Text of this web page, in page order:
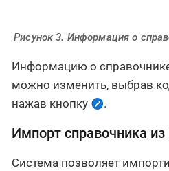
Рисунок 3. Информация о
Информацию о
можно изменить, выбрав
нажав кнопку
.
Импорт справочника
Система позволяет